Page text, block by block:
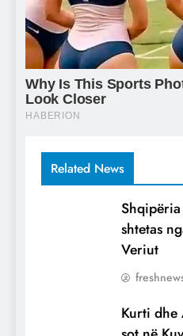
Related News
shtetas
Veriut
Kurti dhe